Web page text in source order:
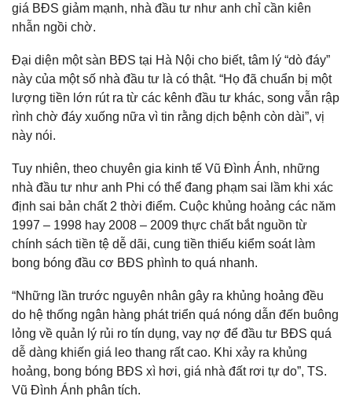
giá BĐS giảm mạnh, nhà đầu tư như anh chỉ cần kiên
nhẫn ngồi chờ.
Đại diện một sàn BĐS tại Hà Nội cho biết, tâm lý “dò đáy”
này của một số nhà đầu tư là có thật. “Họ đã chuẩn bị một
lượng tiền lớn rút ra từ các kênh đầu tư khác, song vẫn rập
rình chờ đáy xuống nữa vì tin rằng dịch bệnh còn dài”, vị
này nói.
Tuy nhiên, theo chuyên gia kinh tế Vũ Đình Ánh, những
nhà đầu tư như anh Phi có thể đang phạm sai lầm khi xác
định sai bản chất 2 thời điểm. Cuộc khủng hoảng các năm
1997 – 1998 hay 2008 – 2009 thực chất bắt nguồn từ
chính sách tiền tệ dễ dãi, cung tiền thiếu kiểm soát làm
bong bóng đầu cơ BĐS phình to quá nhanh.
“Những lần trước nguyên nhân gây ra khủng hoảng đều
do hệ thống ngân hàng phát triển quá nóng dẫn đến buông
lỏng về quản lý rủi ro tín dụng, vay nợ để đầu tư BĐS quá
dễ dàng khiến giá leo thang rất cao. Khi xảy ra khủng
hoảng, bong bóng BĐS xì hơi, giá nhà đất rơi tự do”, TS.
Vũ Đình Ánh phân tích.